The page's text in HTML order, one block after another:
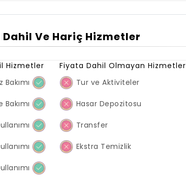
Ve Hariç Hizmetler
Hizmetler
Bakımı
Bakımı
Fiyata Dahil Olmayan Hizmetler
Tur ve Aktiviteler
Hasar Depozitosu
Transfer
Ekstra Temizlik